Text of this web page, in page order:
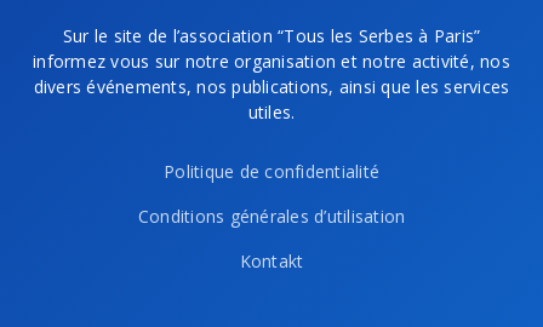
Sur le site de l’association “Tous les Serbes à Paris”
informez vous sur notre organisation et notre activité, nos
divers événements, nos publications, ainsi que les services
utiles.
Politique de confidentialité
Conditions générales d’utilisation
Kontakt